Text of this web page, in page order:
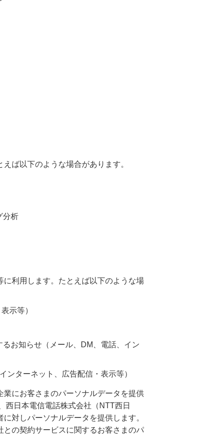
ば以下のような場合があります。
分析
利用します。たとえば以下のような場
示等）
お知らせ（メール、DM、電話、イン
ターネット、広告配信・表示等）
にお客さまのパーソナルデータを提供
西日本電信電話株式会社（NTT西日
対しパーソナルデータを提供します。
の契約サービスに関するお客さまのパ